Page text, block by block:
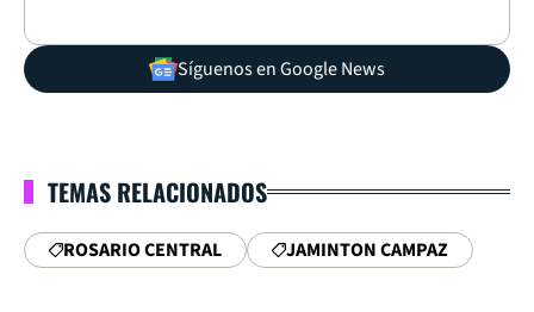
Síguenos en Google News
TEMAS RELACIONADOS
ROSARIO CENTRAL JAMINTON CAMPAZ